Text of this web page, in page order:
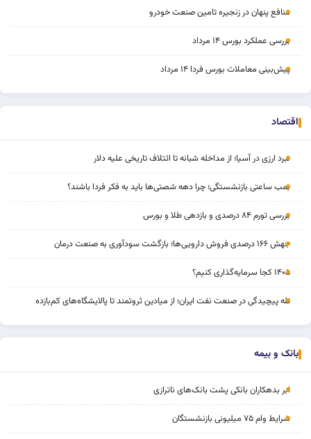
منافع پنهان در زنجیره تامین صنعت خودرو
بررسی عملکرد بورس ۱۴ مرداد
پیش‌بینی معاملات بورس فردا ۱۴ مرداد
اقتصاد
نبرد ارزی در آسیا؛ از مداخله‌ شبانه تا ائتلاف تاریخی علیه دلار
بمب ساعتی بازنشستگی؛ چرا دهه شصتی‌ها باید به فکر فردا باشند؟
بررسی تورم ۸۴ درصدی و بازدهی طلا و بورس
جهش ۱۶۶ درصدی فروش دارویی‌ها؛ بازگشت سودآوری به صنعت درمان
۱۴۰۵ کجا سرمایه‌گذاری کنیم؟
تله پیچیدگی در صنعت نفت ایران؛ از میادین ثروتمند تا پالایشگاه‌های کم‌بازده
بانک و بیمه
ابر بدهکاران بانکی پشت بانک‌های ناترازی
شرایط وام ۷۵ میلیونی بازنشستگان